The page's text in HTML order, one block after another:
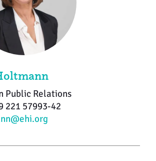
Public Relations
221 57993-42